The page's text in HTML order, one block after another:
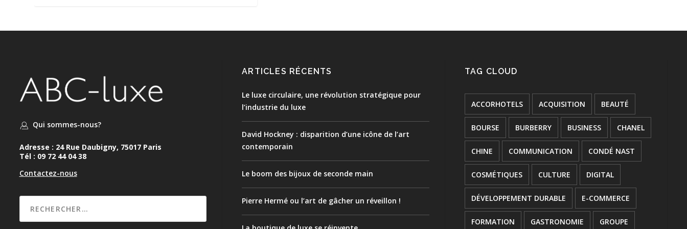
Qui sommes-nous?
Adresse : 24 Rue Daubigny, 75017 Paris
Tél : 09 72 44 04 38
Contactez-nous
ARTICLES RÉCENTS
Le luxe circulaire, une révolution stratégique pour
l’industrie du luxe
David Hockney : disparition d’une icône de l’art
contemporain
Le boom des bijoux de seconde main
Pierre Hermé ou l’art de gâcher un réveillon !
TAG CLOUD
ACCORHOTELS ACQUISITION BEAUTÉ
BOURSE BURBERRY BUSINESS CHANEL
CHINE COMMUNICATION CONDÉ NAST
COSMÉTIQUES CULTURE DIGITAL
DÉVELOPPEMENT DURABLE E-COMMERCE
FORMATION GASTRONOMIE GROUPE